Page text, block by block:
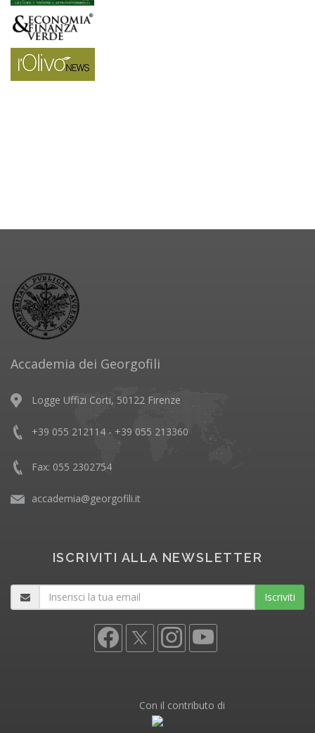
Accademia dei Georgofili
Logge Uffizi Corti, 50122 Firenze
+39 055 212114 - +39 055 213360
Fax: 055 2302754
accademia@georgofili.it
ISCRIVITI ALLA NEWSLETTER
Iscriviti
Con il contributo di